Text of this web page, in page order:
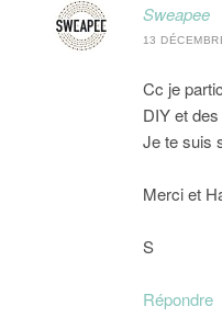
Sweapee
13
Cc je
DIY et
Je te suis
Merci et
S
Répondre